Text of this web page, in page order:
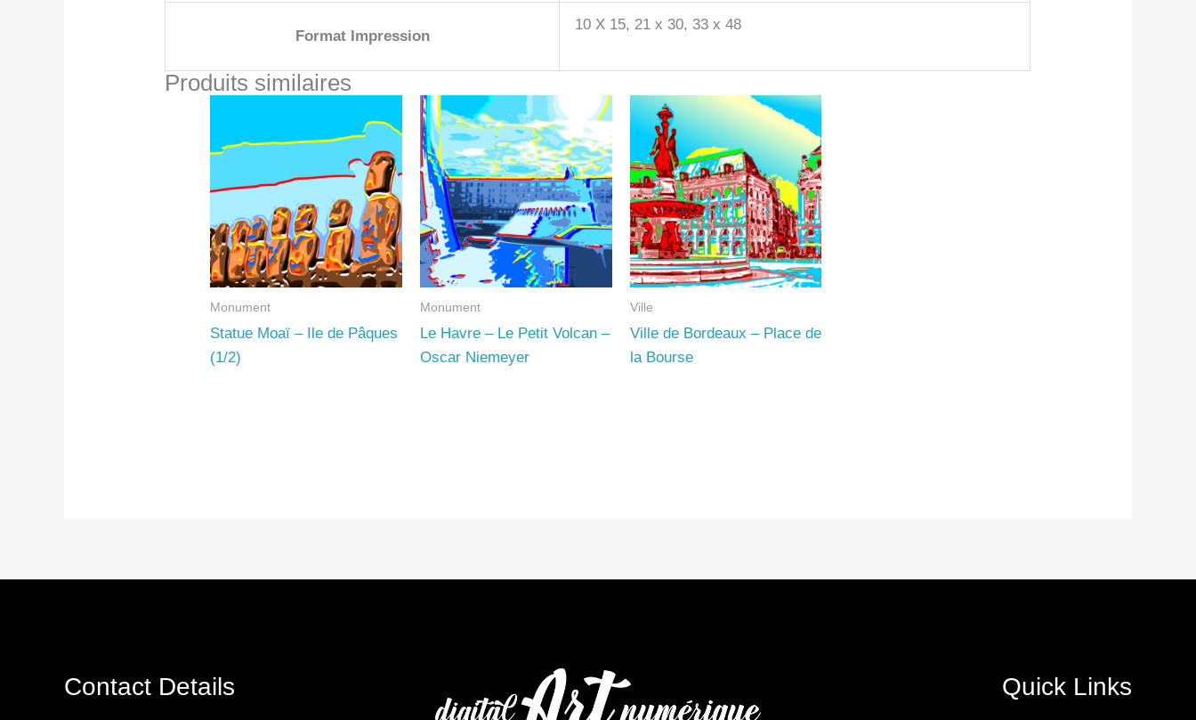
Format Impression
10 X 15, 21 x 30, 33 x 48
Produits similaires
Monument
Statue Moaï – Ile de Pâques
(1/2)
Monument
Le Havre – Le Petit Volcan –
Oscar Niemeyer
Ville
Ville de Bordeaux – Place de
la Bourse
Contact Details Quick Links